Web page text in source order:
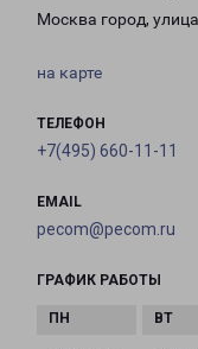
Москва город,
на карте
ТЕЛЕФОН
+7(495) 660-11-11
EMAIL
pecom@pecom.ru
ГРАФИК РАБОТЫ